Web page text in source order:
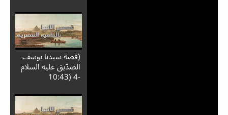
(قصة سيدنا يوسف
الصدّيق عليه السلام
-4 (10:43